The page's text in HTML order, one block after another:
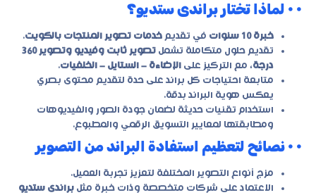
• • لماذا تختار براندى ستديو؟
خبرة 10 سنوات في تقديم خدمات تصوير المنتجات بالكويت.
تقديم حلول متكاملة تشمل
تصوير ثابت وفيديو وتصوير 360
درجة، مع التركيز على الإضاءة – الستايل – الخلفيات.
متابعة احتياجات كل براند على حدة لتقديم محتوى بصري
يعكس هوية البراند بدقة.
استخدام تقنيات حديثة لضمان جودة الصور والفيديوهات
ومطابقتها لمعايير التسويق الرقمي والمطبوع.
• • نصائح لتعظيم استفادة البراند من التصوير
مزج أنواع التصوير المختلفة لتعزيز تجربة العميل.
الاعتماد على شركات متخصصة وذات خبرة مثل براندى ستديو